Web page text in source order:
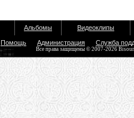
Альбомы Видеоклипы
Помощь Администрация Служба
Все права защищены © 2007-2026